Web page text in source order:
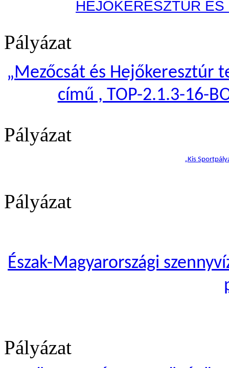
HEJŐKERESZTÚR
Pályázat
„Mezőcsát és Hejőkeresztúr
című , TOP-2.1.3-16-
Pályázat
„Kis
Pályázat
Észak-Magyarországi
Pályázat